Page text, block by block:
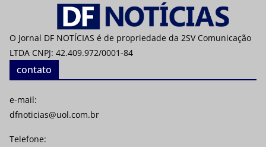
O Jornal DF NOTÍCIAS é de propriedade da 2SV Comunicação
LTDA CNPJ: 42.409.972/0001-84
contato
e-mail:
dfnoticias@uol.com.br
Telefone: